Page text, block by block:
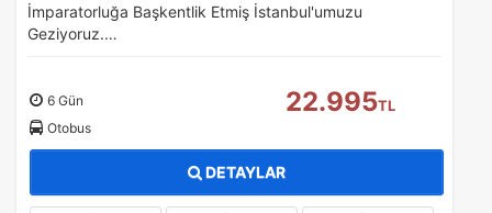
İmparatorluğa Başkentlik Etmiş İstanbul'umuzu
Geziyoruz.…
6 Gün
Otobus
22.995TL
DETAYLAR